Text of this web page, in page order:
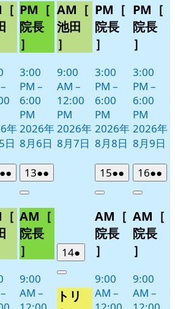
–
年
日
PM［
院長
］
3:00
PM –
6:00
PM
2026年
8月6日
AM［
池田
］
9:00
AM –
12:00
PM
2026年
8月7日
PM［
院長
］
3:00
PM –
6:00
PM
2026年
8月8日
PM［
院長
］
3:00
PM –
6:00
PM
2026年
8月9日
2026
日
●●
件
イ
ベ
ト)
–
132026
年
月
13
日
●●
件
イ
ン
ト)
Close
AM［
院長
］
9:00
AM –
142026
年
月
●
件
Close
トリ
152026
年
月
15
日
●●
件
イ
ベ
ト)
Close
AM［
院長
］
9:00
AM –
162026
年
月
16
日
●●
件
イ
Close
AM［
院長
］
9:00
AM –